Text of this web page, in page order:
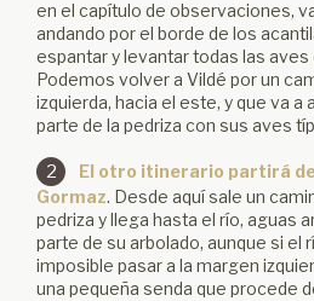
en el capítulo de observaciones,
andando por el borde de los
espantar y levantar todas las
Podemos volver a Vildé por un
izquierda, hacia el este, y que va a
parte de la pedriza con sus aves
2 El otro itinerario partirá
Gormaz. Desde aquí sale un
pedriza y llega hasta el río, aguas
parte de su arbolado, aunque si el
imposible pasar a la margen
una pequeña senda que procede